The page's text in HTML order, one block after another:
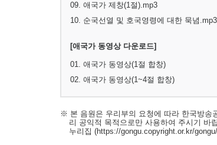
09. 애국가 제창(1절).mp3
10. 순국선열 및 호국영령에 대한 묵념.mp3
[애국가 동영상 다운로드]
01. 애국가 동영상(1절 합창)
02. 애국가 동영상(1~4절 합창)
※ 본 음원은 우리부의 요청에 따라 한국방송
리 공익적 목적으로만 사용하여 주시기 바
누리집 (https://gongu.copyright.or.kr/